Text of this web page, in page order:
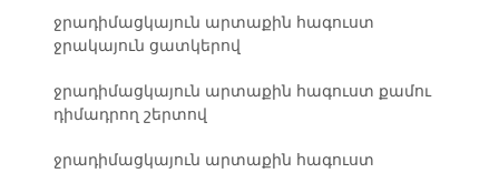
ջրադիմացկայուն արտաքին հագուստ
ջրակայուն ցատկերով
ջրադիմացկայուն արտաքին հագուստ քամու
դիմադրող շերտով
ջրադիմացկայուն արտաքին հագուստ